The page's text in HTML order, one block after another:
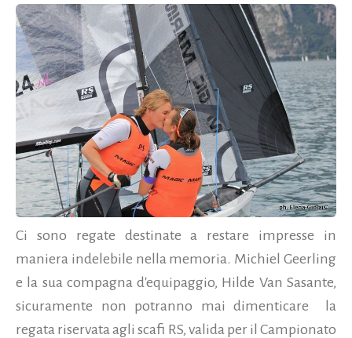
Ci sono regate destinate a restare impresse in
maniera indelebile nella memoria. Michiel Geerling
e la sua compagna d'equipaggio, Hilde Van Sasante,
sicuramente non potranno mai dimenticare la
regata riservata agli scafi RS, valida per il Campionato